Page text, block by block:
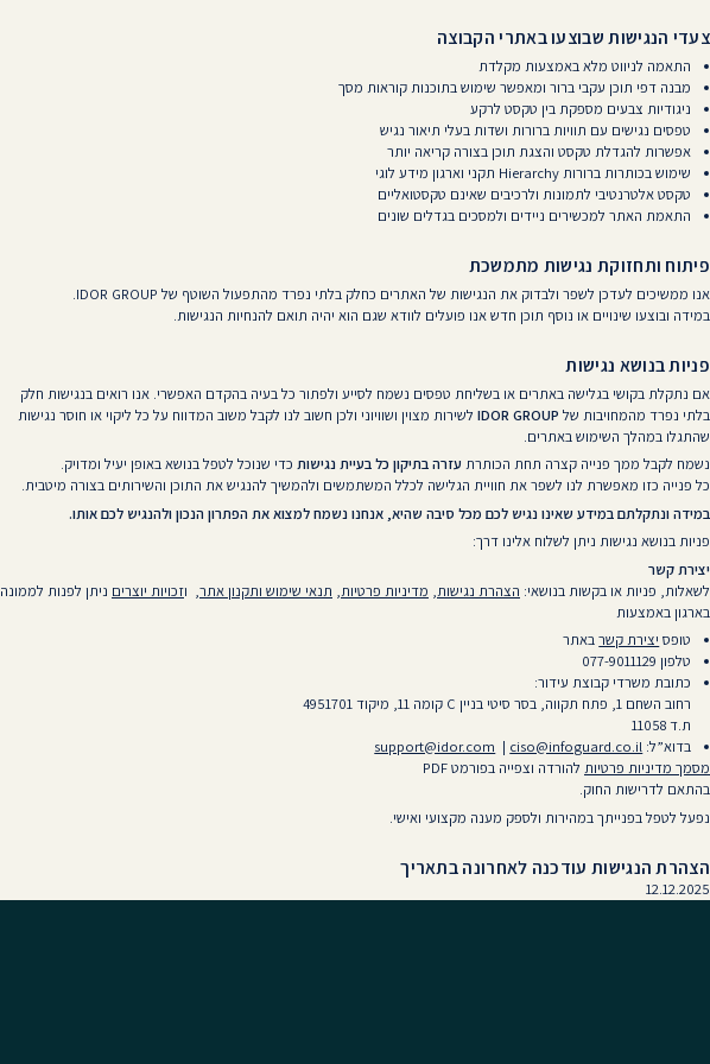
צעדי הנגישות שבוצעו באתרי הקבוצה
התאמה לניווט מלא באמצעות מקלדת
מבנה דפי תוכן עקבי ברור ומאפשר שימוש בתוכנות קוראות מסך
ניגודיות צבעים מספקת בין טקסט לרקע
טפסים נגישים עם תוויות ברורות ושדות בעלי תיאור נגיש
אפשרות להגדלת טקסט והצגת תוכן בצורה קריאה יותר
שימוש בכותרות ברורות Hierarchy תקני וארגון מידע לוגי
טקסט אלטרנטיבי לתמונות ולרכיבים שאינם טקסטואליים
התאמת האתר למכשירים ניידים ולמסכים בגדלים שונים
פיתוח ותחזוקת נגישות מתמשכת
אנו ממשיכים לעדכן לשפר ולבדוק את הנגישות של האתרים כחלק בלתי נפרד מהתפעול השוטף של IDOR GROUP.
במידה ובוצעו שינויים או נוסף תוכן חדש אנו פועלים לוודא שגם הוא יהיה תואם להנחיות הנגישות.
פניות בנושא נגישות
אם נתקלת בקושי בגלישה באתרים או בשליחת טפסים נשמח לסייע ולפתור כל בעיה בהקדם האפשרי. אנו רואים בנגישות חלק
בלתי נפרד מהמחויבות של IDOR GROUP לשירות מצוין ושוויוני ולכן חשוב לנו לקבל משוב המדווח על כל ליקוי או חוסר נגישות
שהתגלו במהלך השימוש באתרים.
נשמח לקבל ממך פנייה קצרה תחת הכותרת עזרה בתיקון כל בעיית נגישות כדי שנוכל לטפל בנושא באופן יעיל ומדויק.
כל פנייה כזו מאפשרת לנו לשפר את חוויית הגלישה לכלל המשתמשים ולהמשיך להנגיש את התוכן והשירותים בצורה מיטבית.
במידה ונתקלתם במידע שאינו נגיש לכם מכל סיבה שהיא, אנחנו נשמח למצוא את הפתרון הנכון ולהנגיש לכם אותו.
פניות בנושא נגישות ניתן לשלוח אלינו דרך:
יצירת קשר
לשאלות, פניות או בקשות בנושאי: הצהרת נגישות, מדיניות פרטיות, תנאי שימוש ותקנון אתר, וזכויות יוצרים ניתן לפנות לממונה
בארגון באמצעות
טופס יצירת קשרבאתר
טלפון 077-9011129
כתובת משרדי קבוצת עידור:
רחוב השחם 1, פתח תקווה, בסר סיטי בניין C קומה 11, מיקוד 4951701
ת.ד 11058
בדוא”ל:
support@idor.com | ciso@infoguard.co.il
מסמך מדיניות פרטיות להורדה וצפייה בפורמט PDF
בהתאם לדרישות החוק.
נפעל לטפל בפנייתך במהירות ולספק מענה מקצועי ואישי.
הצהרת הנגישות עודכנה לאחרונה בתאריך
12.12.2025